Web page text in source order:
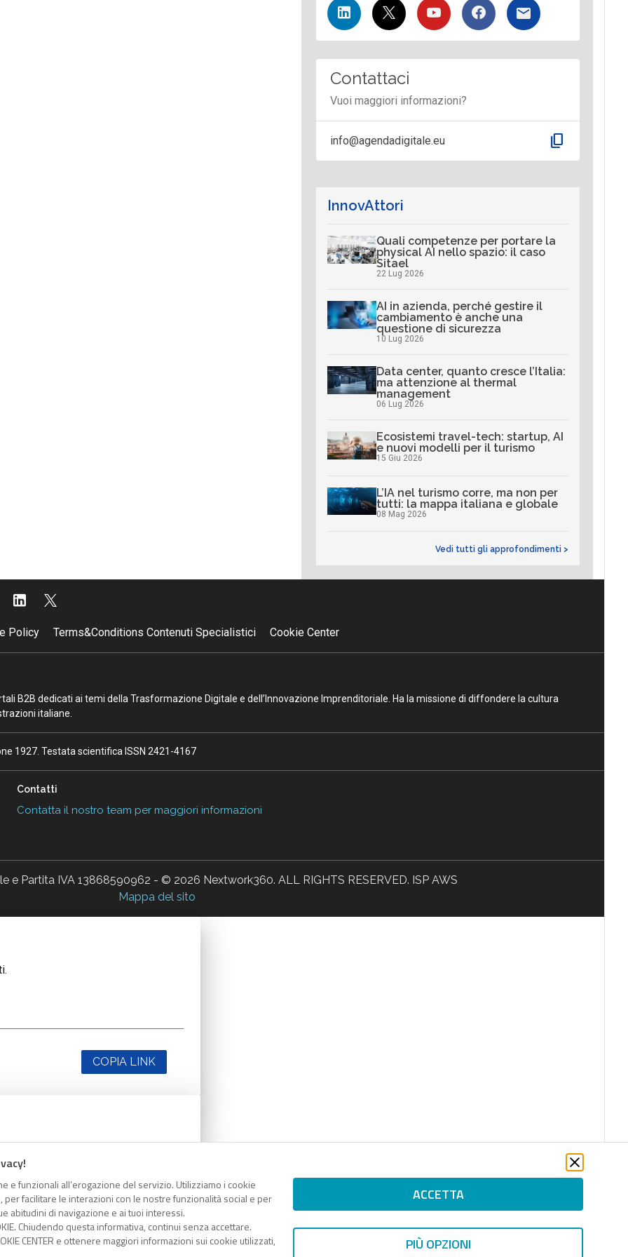
Contattaci
Vuoi maggiori informazioni?
info@agendadigitale.eu content_copy
InnovAttori
Quali competenze per portare la
physical AI nello spazio: il caso
Sitael
22 Lug 2026
AI in azienda, perché gestire il
cambiamento è anche una
questione di sicurezza
10 Lug 2026
Data center, quanto cresce l’Italia:
ma attenzione al thermal
management
06 Lug 2026
Ecosistemi travel-tech: startup, AI
e nuovi modelli per il turismo
15 Giu 2026
L’IA nel turismo corre, ma non per
tutti: la mappa italiana e globale
08 Mag 2026
Vedi tutti gli approfondimenti >
e funzionali all’erogazione del servizio. Utilizziamo i cookie
facilitare le interazioni con le nostre funzionalità social e per
abitudini di navigazione e ai tuoi interessi.
Chiudendo questa informativa, continui senza accettare.
CENTER e ottenere maggiori informazioni sui cookie utilizzati,
ACCETTA
PIÙ OPZIONI
Policy Terms&Conditions Contenuti Specialistici Cookie Center
B2B dedicati ai temi della Trasformazione Digitale e dell’Innovazione Imprenditoriale. Ha la missione di diffondere la cultura
italiane.
1927. Testata scientifica ISSN 2421-4167
Contatti
Contatta il nostro team per maggiori informazioni
e Partita IVA 13868590962 - © 2026 Nextwork360. ALL RIGHTS RESERVED. ISP AWS
Mappa del sito
COPIA LINK
COPIA LINK